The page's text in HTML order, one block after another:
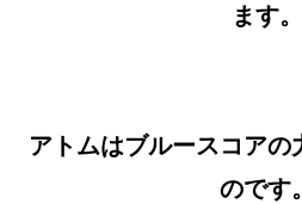
ます。
アトムはブルースコアの
のです。